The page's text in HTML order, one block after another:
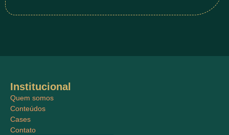
Institucional
Quem somos
Conteúdos
Cases
Contato